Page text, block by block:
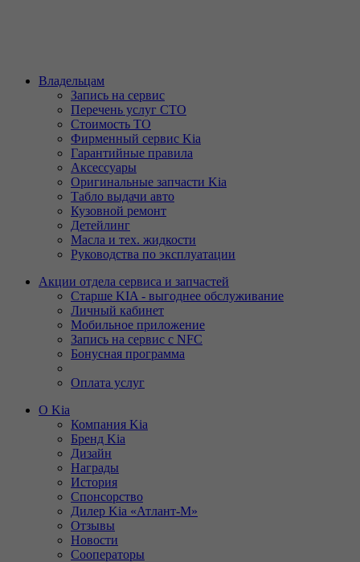
Владельцам
Запись на сервис
Перечень услуг СТО
Стоимость ТО
Фирменный сервис Kia
Гарантийные правила
Аксессуары
Оригинальные запчасти Kia
Табло выдачи авто
Кузовной ремонт
Детейлинг
Масла и тех. жидкости
Руководства по эксплуатации
Акции отдела сервиса и запчастей
Старше KIA - выгоднее обслуживание
Личный кабинет
Мобильное приложение
Запись на сервис с NFC
Бонусная программа
Оплата услуг
О Kia
Компания Kia
Бренд Kia
Дизайн
Награды
История
Спонсорство
Дилер Kia «Атлант-М»
Отзывы
Новости
Сооператоры